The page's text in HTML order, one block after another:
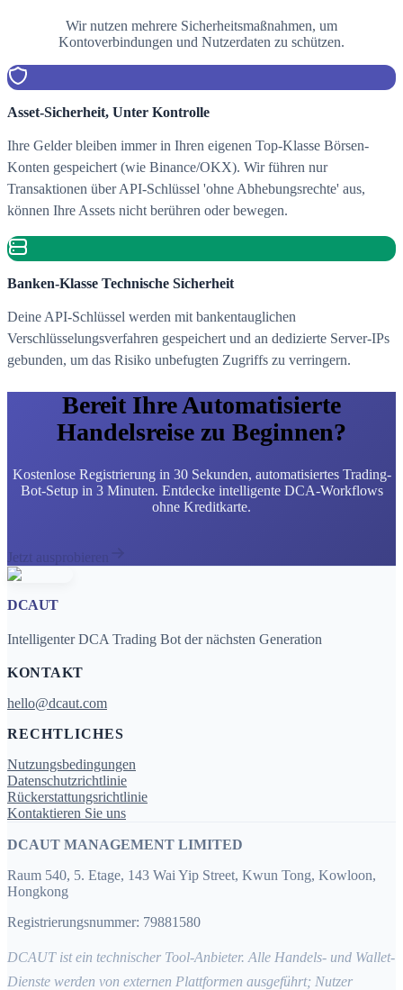
Wir nutzen mehrere Sicherheitsmaßnahmen, um
Kontoverbindungen und Nutzerdaten zu schützen.
Asset-Sicherheit, Unter Kontrolle
Ihre Gelder bleiben immer in Ihren eigenen Top-Klasse Börsen-
Konten gespeichert (wie Binance/OKX). Wir führen nur
Transaktionen über API-Schlüssel 'ohne Abhebungsrechte' aus,
können Ihre Assets nicht berühren oder bewegen.
Banken-Klasse Technische Sicherheit
Deine API-Schlüssel werden mit bankentauglichen
Verschlüsselungsverfahren gespeichert und an dedizierte Server-IPs
gebunden, um das Risiko unbefugten Zugriffs zu verringern.
Bereit Ihre Automatisierte
Handelsreise zu Beginnen?
Kostenlose Registrierung in 30 Sekunden, automatisiertes Trading-
Bot-Setup in 3 Minuten. Entdecke intelligente DCA-Workflows
ohne Kreditkarte.
Jetzt ausprobieren
DCAUT
Intelligenter DCA Trading Bot der nächsten Generation
KONTAKT
hello@dcaut.com
RECHTLICHES
Nutzungsbedingungen
Datenschutzrichtlinie
Rückerstattungsrichtlinie
Kontaktieren Sie uns
DCAUT MANAGEMENT LIMITED
Raum 540, 5. Etage, 143 Wai Yip Street, Kwun Tong, Kowloon,
Hongkong
Registrierungsnummer: 79881580
DCAUT ist ein technischer Tool-Anbieter. Alle Handels- und Wallet-
Dienste werden von externen Plattformen ausgeführt; Nutzer